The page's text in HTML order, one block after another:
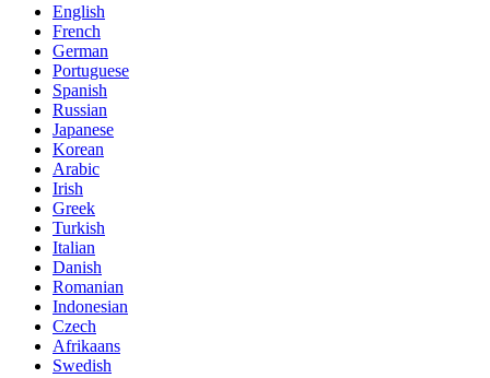
English
French
German
Portuguese
Spanish
Russian
Japanese
Korean
Arabic
Irish
Greek
Turkish
Italian
Danish
Romanian
Indonesian
Czech
Afrikaans
Swedish